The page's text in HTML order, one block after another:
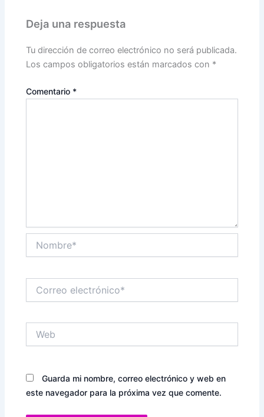
Deja una respuesta
Tu dirección de correo electrónico no será publicada.
Los campos obligatorios están marcados con *
Comentario *
electrónico*
Guarda mi nombre, correo electrónico y web en
este navegador para la próxima vez que comente.